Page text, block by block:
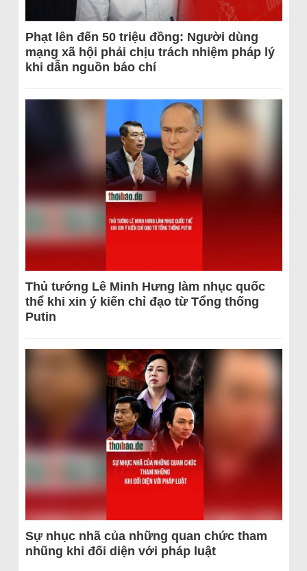
Phạt lên đến 50 triệu đồng: Người dùng
mạng xã hội phải chịu trách nhiệm pháp lý
khi dẫn nguồn báo chí
Thủ tướng Lê Minh Hưng làm nhục quốc
thể khi xin ý kiến chỉ đạo từ Tổng thống
Putin
Sự nhục nhã của những quan chức tham
nhũng khi đối diện với pháp luật